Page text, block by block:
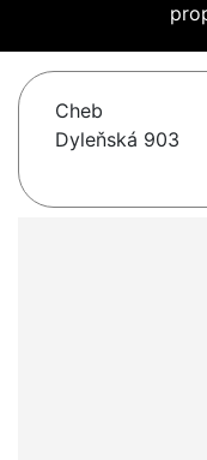
Cheb
Dyleňská 903